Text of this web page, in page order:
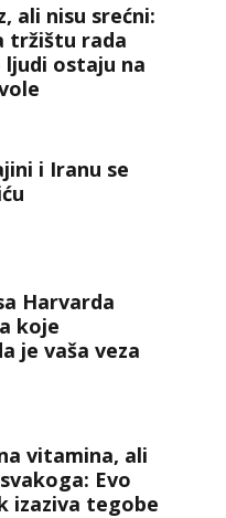
ali nisu srećni:
tržištu rada
ostaju na
i Iranu se
Harvarda
koje
je vaša veza
vitamina, ali
Evo
izaziva tegobe